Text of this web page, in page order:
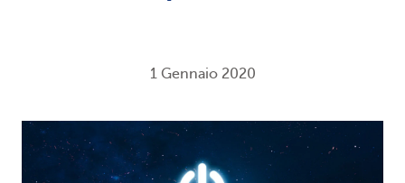
1 Gennaio 2020